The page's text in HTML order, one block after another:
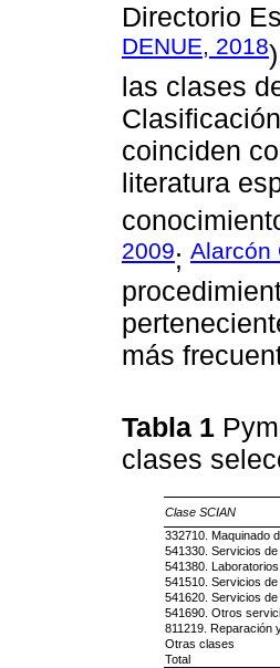
Directorio
DENUE, 2018
las clases
coinciden
literatura
2009; Alarcón
más
Tabla 1
clases
Clase SCIAN
332710. Maquinado
541330. Servicios
541380.
541510. Servicios
541620. Servicios
541690. Otros
811219. Reparación
Otras clases
Total